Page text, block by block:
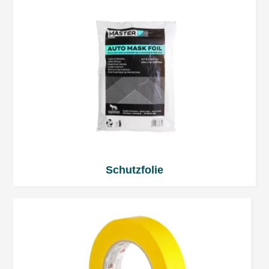
auftragen. Der Zeitabstand zwischen
einzelnen Schichten darf nicht länger als
5 bzw. 10 Minuten sein. Vor dem
Auftragen einer weiteren Schicht die
Spraydose wieder gut schütteln.
Nach dem Gebrauch die Spraydüse
reinigen! – Spraydose mit dem Kopf nach
erleichtert die Wiederverwendung des
Düse vor einer möglichen Verstopfung.
Um einen Hochglanz zu erreichen, wird
es empfohlen, eine Finish-Schicht von
Schutzfolie